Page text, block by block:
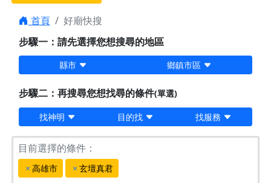
首頁
好廟快搜
步驟一：請先選擇您想搜尋的地區
縣市 鄉鎮市區
步驟二：再搜尋您想找尋的條件(單選)
找神明 目的找 找服務
目前選擇的條件：
高雄市 玄壇真君